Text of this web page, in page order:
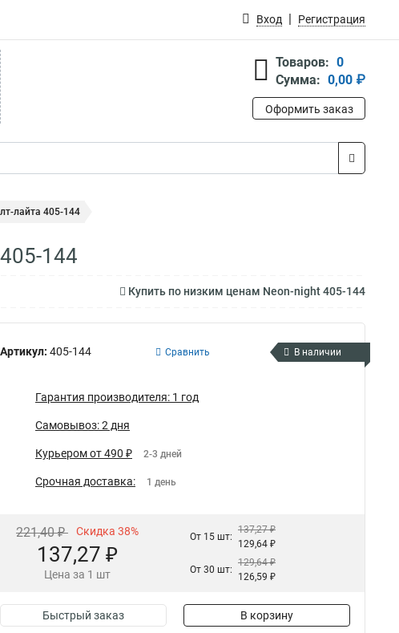
Вход Регистрация
Товаров: 0
Сумма: 0,00 ₽
Оформить заказ
лайта 405-144
144
Купить по низким ценам Neon-night 405-144
Артикул: 405-144 Сравнить В наличии
Гарантия производителя: 1 год
Самовывоз: 2 дня
Курьером от 490 ₽ 2-3 дней
Срочная доставка: 1 день
221,40 ₽ Скидка 38%
137,27 ₽
Цена за 1 шт
От 15 шт:
137,27 ₽
129,64 ₽
От 30 шт:
129,64 ₽
126,59 ₽
Быстрый заказ В корзину